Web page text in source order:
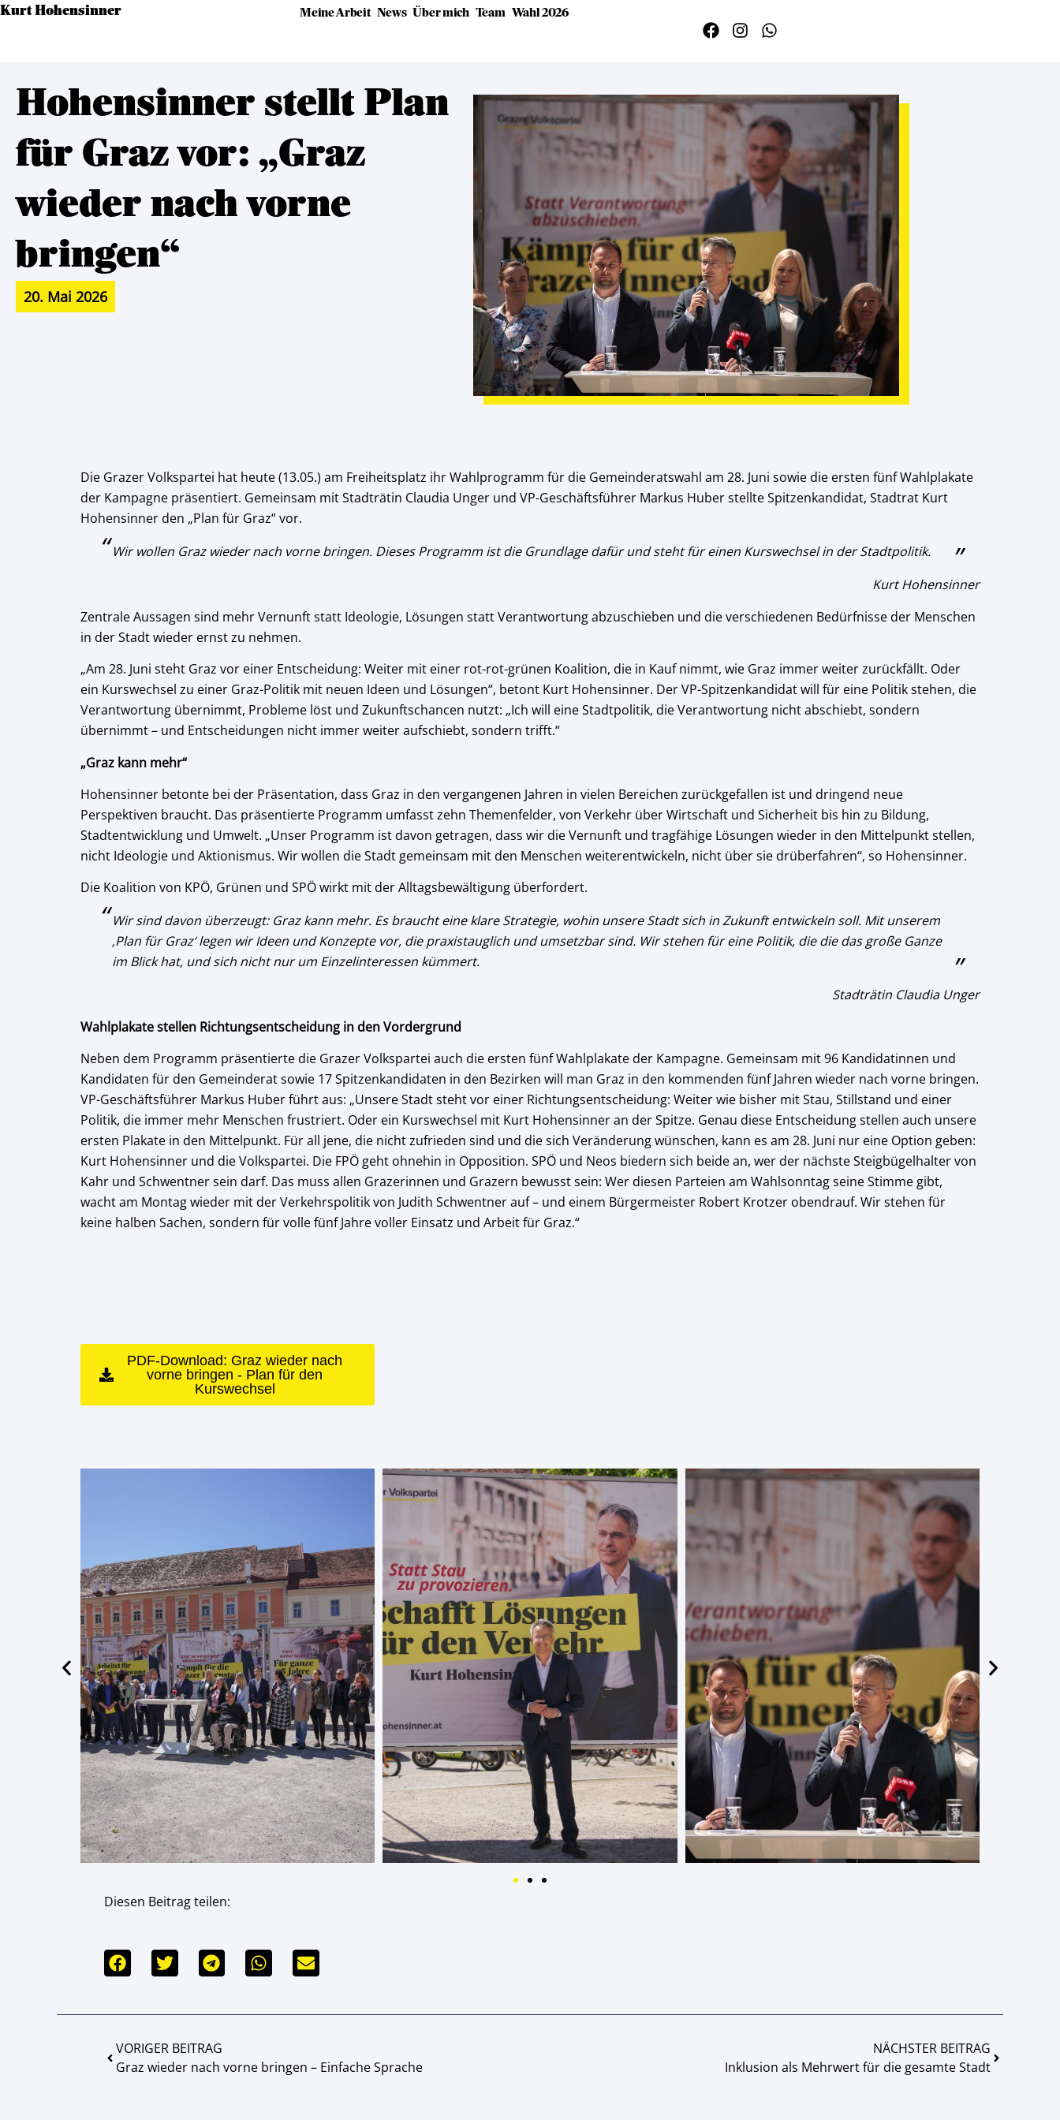
Kurt Hohensinner Meine Arbeit News Über mich Team Wahl 2026
Hohensinner stellt Plan
für Graz vor: „Graz
wieder nach vorne
bringen“
20. Mai 2026
Die Grazer Volkspartei hat heute (13.05.) am Freiheitsplatz ihr Wahlprogramm für die Gemeinderatswahl am 28. Juni sowie die ersten fünf Wahlplakate
der Kampagne präsentiert. Gemeinsam mit Stadträtin Claudia Unger und VP-Geschäftsführer Markus Huber stellte Spitzenkandidat, Stadtrat Kurt
Hohensinner den „Plan für Graz“ vor.
Wir wollen Graz wieder nach vorne bringen. Dieses Programm ist die Grundlage dafür und steht für einen Kurswechsel in der Stadtpolitik.
Kurt Hohensinner
Zentrale Aussagen sind mehr Vernunft statt Ideologie, Lösungen statt Verantwortung abzuschieben und die verschiedenen Bedürfnisse der Menschen
in der Stadt wieder ernst zu nehmen.
„Am 28. Juni steht Graz vor einer Entscheidung: Weiter mit einer rot-rot-grünen Koalition, die in Kauf nimmt, wie Graz immer weiter zurückfällt. Oder
ein Kurswechsel zu einer Graz-Politik mit neuen Ideen und Lösungen“, betont Kurt Hohensinner. Der VP-Spitzenkandidat will für eine Politik stehen, die
Verantwortung übernimmt, Probleme löst und Zukunftschancen nutzt: „Ich will eine Stadtpolitik, die Verantwortung nicht abschiebt, sondern
übernimmt – und Entscheidungen nicht immer weiter aufschiebt, sondern trifft.“
„Graz kann mehr“
Hohensinner betonte bei der Präsentation, dass Graz in den vergangenen Jahren in vielen Bereichen zurückgefallen ist und dringend neue
Perspektiven braucht. Das präsentierte Programm umfasst zehn Themenfelder, von Verkehr über Wirtschaft und Sicherheit bis hin zu Bildung,
Stadtentwicklung und Umwelt. „Unser Programm ist davon getragen, dass wir die Vernunft und tragfähige Lösungen wieder in den Mittelpunkt stellen,
nicht Ideologie und Aktionismus. Wir wollen die Stadt gemeinsam mit den Menschen weiterentwickeln, nicht über sie drüberfahren“, so Hohensinner.
Die Koalition von KPÖ, Grünen und SPÖ wirkt mit der Alltagsbewältigung überfordert.
Wir sind davon überzeugt: Graz kann mehr. Es braucht eine klare Strategie, wohin unsere Stadt sich in Zukunft entwickeln soll. Mit unserem
‚Plan für Graz‘ legen wir Ideen und Konzepte vor, die praxistauglich und umsetzbar sind. Wir stehen für eine Politik, die die das große Ganze
im Blick hat, und sich nicht nur um Einzelinteressen kümmert.
Stadträtin Claudia Unger
Wahlplakate stellen Richtungsentscheidung in den Vordergrund
Neben dem Programm präsentierte die Grazer Volkspartei auch die ersten fünf Wahlplakate der Kampagne. Gemeinsam mit 96 Kandidatinnen und
Kandidaten für den Gemeinderat sowie 17 Spitzenkandidaten in den Bezirken will man Graz in den kommenden fünf Jahren wieder nach vorne bringen.
VP-Geschäftsführer Markus Huber führt aus: „Unsere Stadt steht vor einer Richtungsentscheidung: Weiter wie bisher mit Stau, Stillstand und einer
Politik, die immer mehr Menschen frustriert. Oder ein Kurswechsel mit Kurt Hohensinner an der Spitze. Genau diese Entscheidung stellen auch unsere
ersten Plakate in den Mittelpunkt. Für all jene, die nicht zufrieden sind und die sich Veränderung wünschen, kann es am 28. Juni nur eine Option geben:
Kurt Hohensinner und die Volkspartei. Die FPÖ geht ohnehin in Opposition. SPÖ und Neos biedern sich beide an, wer der nächste Steigbügelhalter von
Kahr und Schwentner sein darf. Das muss allen Grazerinnen und Grazern bewusst sein: Wer diesen Parteien am Wahlsonntag seine Stimme gibt,
wacht am Montag wieder mit der Verkehrspolitik von Judith Schwentner auf – und einem Bürgermeister Robert Krotzer obendrauf. Wir stehen für
keine halben Sachen, sondern für volle fünf Jahre voller Einsatz und Arbeit für Graz.“
PDF-Download: Graz wieder nach
vorne bringen - Plan für den
Kurswechsel
Diesen Beitrag teilen:
VORIGER BEITRAG
Graz wieder nach vorne bringen – Einfache Sprache
NÄCHSTER BEITRAG
Inklusion als Mehrwert für die gesamte Stadt